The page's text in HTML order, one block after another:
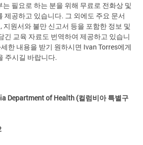
필요로 하는 분을 위해 무료로 전화상 및
제공하고 있습니다. 그 외에도 주요 문서
지원서와 불만 신고서 등을 포함한 정보 및
긴 교육 자료도 번역하여 제공하고 있습니
한 내용을 받기 원하시면 Ivan Torres에게
주시길 바랍니다.
Department of Health (컬럼비아 특별구